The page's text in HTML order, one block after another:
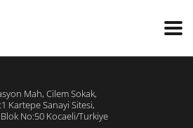
Mah, Cilem Sokak,
Kartepe Sanayi Sitesi,
No:50 Kocaeli/Turkiye